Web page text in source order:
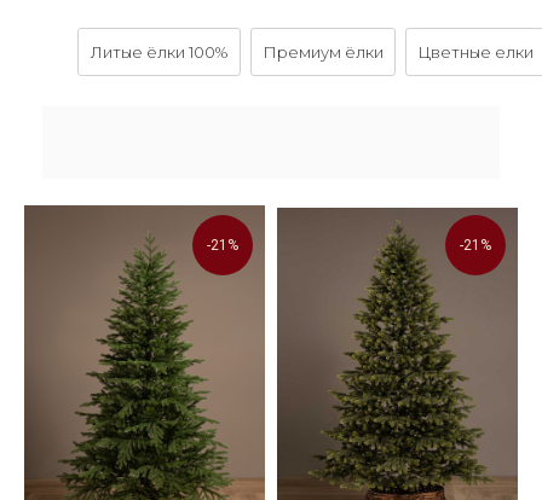
Литые ёлки 100% Премиум ёлки Цветные елки
-21% -21%